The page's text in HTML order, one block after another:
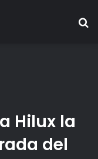
Hilux la
del